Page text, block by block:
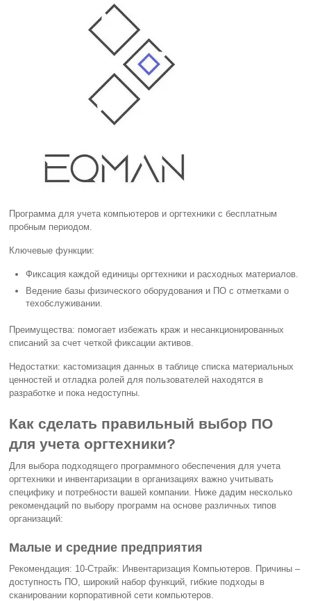
Программа для учета компьютеров и оргтехники с бесплатным
пробным периодом.
Ключевые функции:
Фиксация каждой единицы оргтехники и расходных материалов.
Ведение базы физического оборудования и ПО с отметками о
техобслуживании.
Преимущества: помогает избежать краж и несанкционированных
списаний за счет четкой фиксации активов.
Недостатки: кастомизация данных в таблице списка материальных
ценностей и отладка ролей для пользователей находятся в
разработке и пока недоступны.
Как сделать правильный выбор ПО
для учета оргтехники?
Для выбора подходящего программного обеспечения для учета
оргтехники и инвентаризации в организациях важно учитывать
специфику и потребности вашей компании. Ниже дадим несколько
рекомендаций по выбору программ на основе различных типов
организаций:
Малые и средние предприятия
Рекомендация: 10-Страйк: Инвентаризация Компьютеров. Причины –
доступность ПО, широкий набор функций, гибкие подходы в
сканировании корпоративной сети компьютеров.